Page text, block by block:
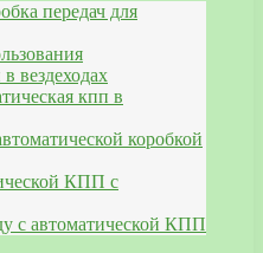
передач для
вездеходах
кпп в
коробкой
КПП с
с автоматической КПП